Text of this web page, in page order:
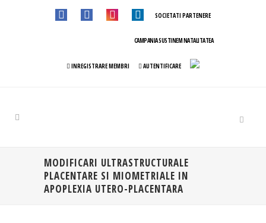
SOCIETATI PARTENERE
CAMPANIA SUSTINEM NATALITATEA
INREGISTRARE MEMBRI AUTENTIFICARE
MODIFICARI ULTRASTRUCTURALE
PLACENTARE SI MIOMETRIALE IN
APOPLEXIA UTERO-PLACENTARA